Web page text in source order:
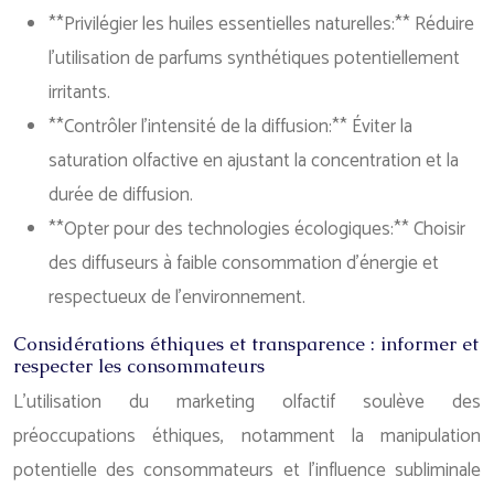
**Privilégier les huiles essentielles naturelles:** Réduire
l’utilisation de parfums synthétiques potentiellement
irritants.
**Contrôler l’intensité de la diffusion:** Éviter la
saturation olfactive en ajustant la concentration et la
durée de diffusion.
**Opter pour des technologies écologiques:** Choisir
des diffuseurs à faible consommation d’énergie et
respectueux de l’environnement.
Considérations éthiques et transparence : informer et
respecter les consommateurs
L’utilisation du marketing olfactif soulève des
préoccupations éthiques, notamment la manipulation
potentielle des consommateurs et l’influence subliminale